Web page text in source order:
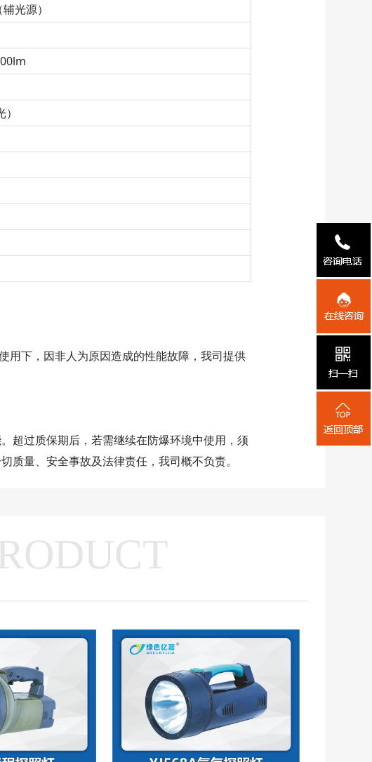
光源）
下，因非人为原因造成的性能故障，我司提供
过质保期后，若需继续在防爆环境中使用，须
量、安全事故及法律责任，我司概不负责。